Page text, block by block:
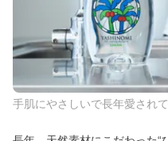
手肌にやさしいで長年愛され